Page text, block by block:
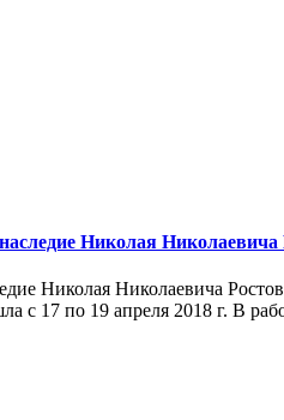
Николая Николаевича
Николая Николаевича
с 17 по 19 апреля 2018 г. В